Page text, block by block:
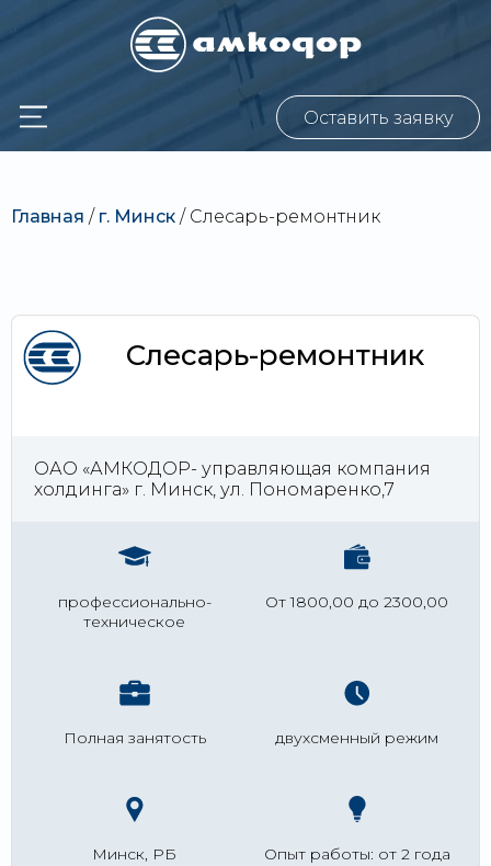
Оставить заявку
Главная / г. Минск / Слесарь-ремонтник
Слесарь-ремонтник
ОАО «АМКОДОР- управляющая компания
холдинга» г. Минск, ул. Пономаренко,7
профессионально-
техническое
От 1800,00 до 2300,00
Полная занятость двухсменный режим
Минск, РБ Опыт работы: от 2 года